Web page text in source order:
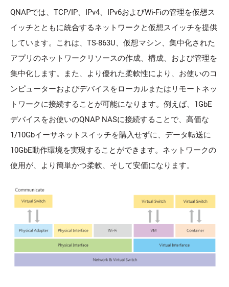
QNAPでは、TCP/IP、IPv4、IPv6およびWi-Fiの管理を仮想ス
イッチとともに統合するネットワークと仮想スイッチを提供
しています。これは、TS-863U、仮想マシン、集中化された
アプリのネットワークリソースの作成、構成、および管理を
集中化します。また、より優れた柔軟性により、お使いのコ
ンピューターおよびデバイスをローカルまたはリモートネッ
トワークに接続することが可能になります。例えば、1GbE
デバイスをお使いのQNAP NASに接続することで、高価な
1/10Gbイーサネットスイッチを購入せずに、データ転送に
10GbE動作環境を実現することができます。ネットワークの
使用が、より簡単かつ柔軟、そして安価になります。